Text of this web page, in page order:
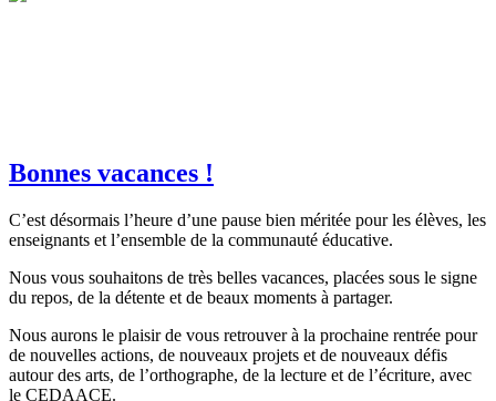
Bonnes vacances !
C’est désormais l’heure d’une pause bien méritée pour les élèves, les
enseignants et l’ensemble de la communauté éducative.
Nous vous souhaitons de très belles vacances, placées sous le signe
du repos, de la détente et de beaux moments à partager.
Nous aurons le plaisir de vous retrouver à la prochaine rentrée pour
de nouvelles actions, de nouveaux projets et de nouveaux défis
autour des arts, de l’orthographe, de la lecture et de l’écriture, avec
le CEDAACE.